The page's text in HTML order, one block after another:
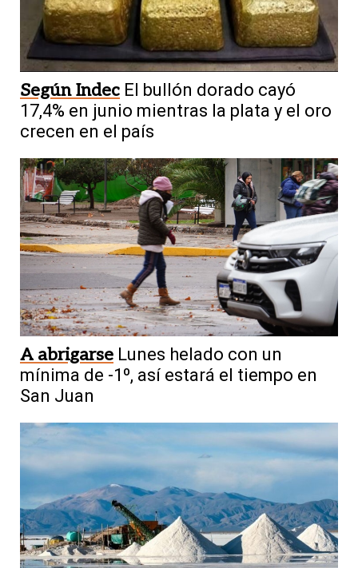
Según Indec El bullón dorado cayó
17,4% en junio mientras la plata y el oro
crecen en el país
A abrigarse Lunes helado con un
mínima de -1º, así estará el tiempo en
San Juan